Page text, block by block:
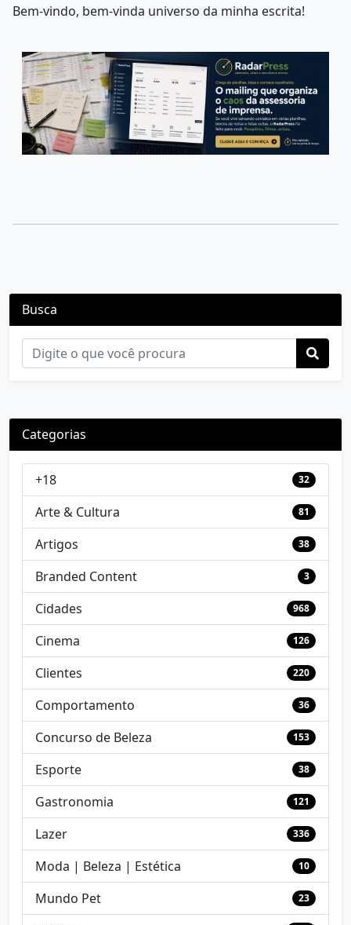
Bem-vindo, bem-vinda universo da minha escrita!
Busca
Categorias
+18 32
Arte & Cultura 81
Artigos 38
Branded Content 3
Cidades 968
Cinema 126
Clientes 220
Comportamento 36
Concurso de Beleza 153
Esporte 38
Gastronomia 121
Lazer 336
Moda | Beleza | Estética 10
Mundo Pet 23